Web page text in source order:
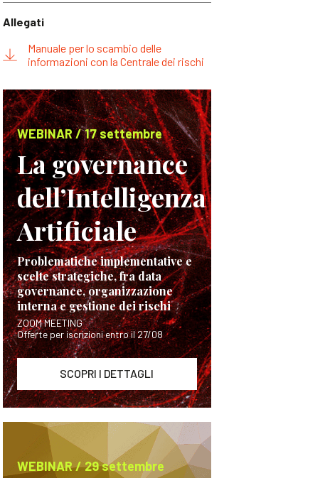
Allegati
Manuale per lo scambio delle
informazioni con la Centrale dei rischi
WEBINAR / 17 settembre
La governance
dell’Intelligenza
Artificiale
Problematiche implementative e
scelte strategiche, fra data
governance, organizzazione
interna e gestione dei rischi
ZOOM MEETING
Offerte per iscrizioni entro il 27/08
SCOPRI I DETTAGLI
WEBINAR / 29 settembre